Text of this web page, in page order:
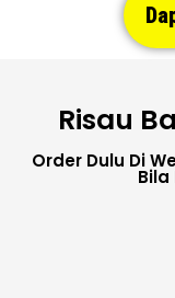
Risau
Order Dulu Di